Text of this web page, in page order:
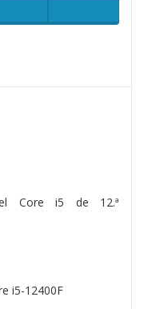
Core i5 de 12.ª
i5-12400F